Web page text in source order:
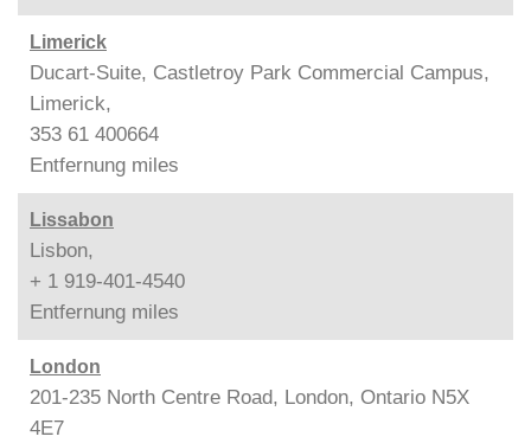
Limerick
Ducart-Suite, Castletroy Park Commercial Campus,
Limerick,
353 61 400664
Entfernung miles
Lissabon
Lisbon,
+ 1 919-401-4540
Entfernung miles
London
201-235 North Centre Road, London, Ontario N5X
4E7